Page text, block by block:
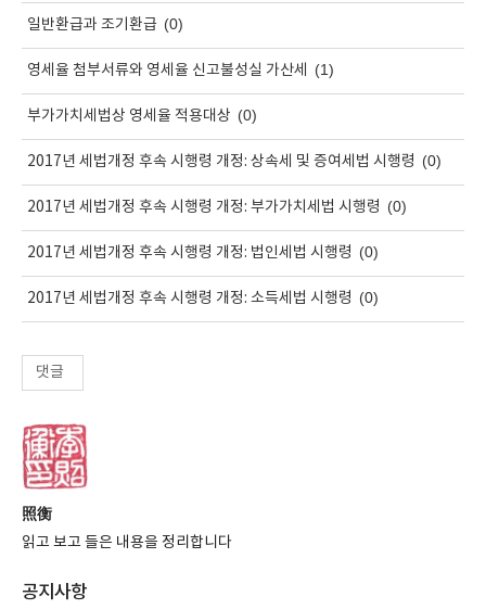
일반환급과 조기환급 (0)
영세율 첨부서류와 영세율 신고불성실 가산세 (1)
부가가치세법상 영세율 적용대상 (0)
2017년 세법개정 후속 시행령 개정: 상속세 및 증여세법 시행령 (0)
2017년 세법개정 후속 시행령 개정: 부가가치세법 시행령 (0)
2017년 세법개정 후속 시행령 개정: 법인세법 시행령 (0)
2017년 세법개정 후속 시행령 개정: 소득세법 시행령 (0)
댓글
照衡
읽고 보고 들은 내용을 정리합니다
공지사항